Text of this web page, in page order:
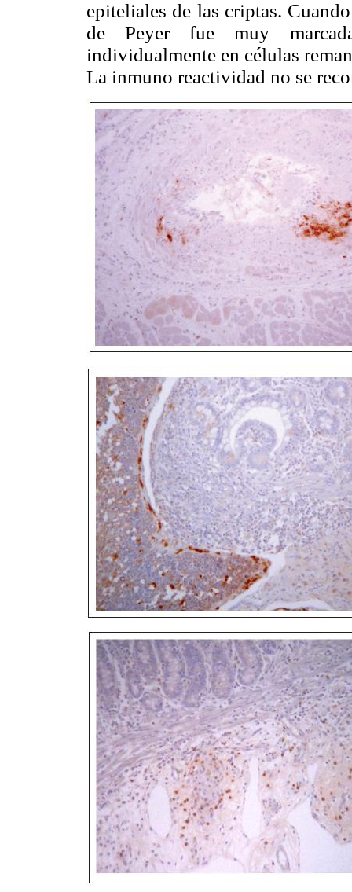
epiteliales de las criptas.
de Peyer fue muy
individualmente en células
La inmuno reactividad no se